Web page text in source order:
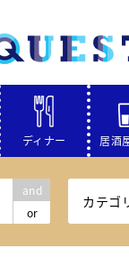
ディナー 居酒
and
or
カテゴ